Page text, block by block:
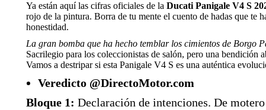
Ya están aquí las cifras oficiales de la Ducati Panigale V4 S
rojo de la pintura. Borra de tu mente el cuento de hadas que te
honestidad.
La gran bomba que ha hecho temblar los cimientos de Borgo
Sacrilegio para los coleccionistas de salón, pero una bendición
Vamos a destripar si esta Panigale V4 S es una auténtica
Veredicto @DirectoMotor.com
Bloque 1: Declaración de intenciones. De